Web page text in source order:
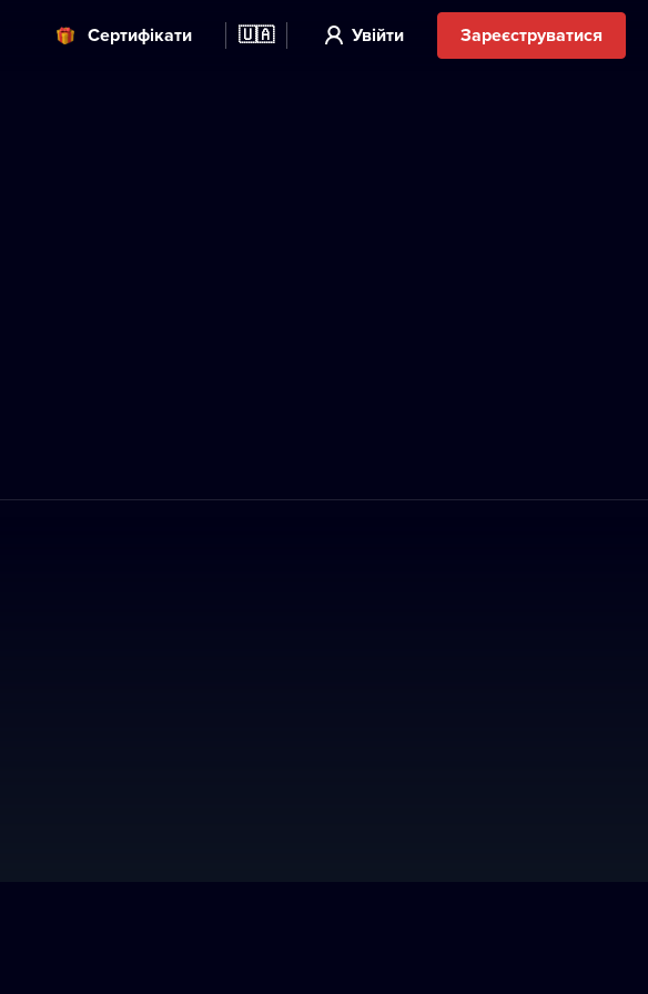
Cертифікати 🇺🇦 Увійти Зареєструватися